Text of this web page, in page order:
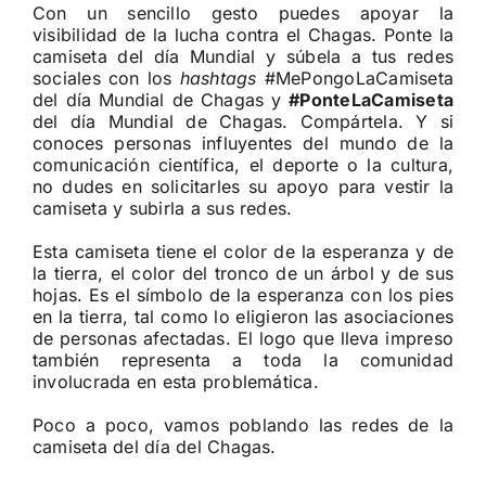
Con un sencillo gesto puedes apoyar la
visibilidad de la lucha contra el Chagas. Ponte la
camiseta del día Mundial y súbela a tus redes
sociales con los hashtags #MePongoLaCamiseta
del día Mundial de Chagas y#PonteLaCamiseta
del día Mundial de Chagas. Compártela. Y si
conoces personas influyentes del mundo de la
comunicación científica, el deporte o la cultura,
no dudes en solicitarles su apoyo para vestir la
camiseta y subirla a sus redes.
Esta camiseta tiene el color de la esperanza y de
la tierra, el color del tronco de un árbol y de sus
hojas. Es el símbolo de la esperanza con los pies
en la tierra, tal como lo eligieron las asociaciones
de personas afectadas. El logo que lleva impreso
también representa a toda la comunidad
involucrada en esta problemática.
Poco a poco, vamos poblando las redes de la
camiseta del día del Chagas.